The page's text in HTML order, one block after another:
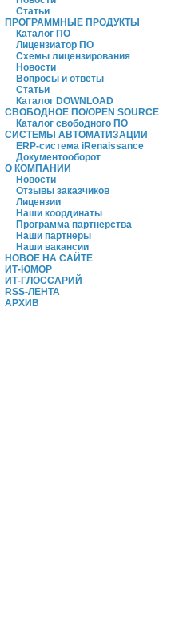
Статьи
ПРОГРАММНЫЕ ПРОДУКТЫ
Каталог ПО
Лицензиатор ПО
Схемы лицензирования
Новости
Вопросы и ответы
Статьи
Каталог DOWNLOAD
СВОБОДНОЕ ПО/OPEN SOURCE
Каталог свободного ПО
СИСТЕМЫ АВТОМАТИЗАЦИИ
ERP-система iRenaissance
Документооборот
О КОМПАНИИ
Новости
Отзывы заказчиков
Лицензии
Наши координаты
Программа партнерства
Наши партнеры
Наши вакансии
НОВОЕ НА САЙТЕ
ИТ-ЮМОР
ИТ-ГЛОССАРИЙ
RSS-ЛЕНТА
АРХИВ